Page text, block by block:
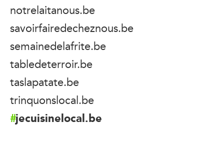
notrelaitanous.be
savoirfairedecheznous.be
semainedelafrite.be
tabledeterroir.be
taslapatate.be
trinquonslocal.be
jecuisinelocal.be